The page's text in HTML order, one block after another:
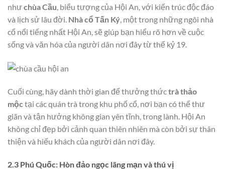
nhưchùa Cầu, biểu tượng của Hội An, với kiến trúc độc đáo
và lịch sử lâu đời. Nhà cổ Tấn Ký, một trong những ngôi nhà
cổ nổi tiếng nhất Hội An, sẽ giúp bạn hiểu rõ hơn về cuộc
sống và văn hóa của người dân nơi đây từ thế kỷ 19.
Cuối cùng, hãy dành thời gian để thưởng thứctrà thảo
mộctại các quán trà trong khu phố cổ, nơi bạn có thể thư
giãn và tận hưởng không gian yên tĩnh, trong lành. Hội An
không chỉ đẹp bởi cảnh quan thiên nhiên mà còn bởi sự thân
thiện và hiếu khách của người dân nơi đây.
2.3 Phú Quốc: Hòn đảo ngọc lãng mạn và thú vị